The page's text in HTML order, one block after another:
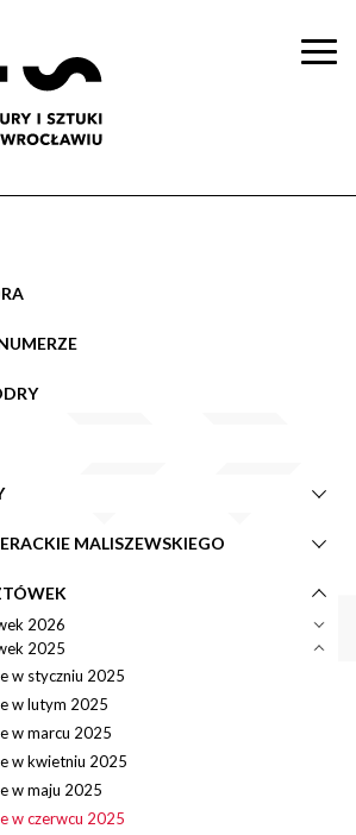
MALISZEWSKIEGO
2026
2025
w styczniu 2025
w lutym 2025
w marcu 2025
w kwietniu 2025
w maju 2025
w czerwcu 2025